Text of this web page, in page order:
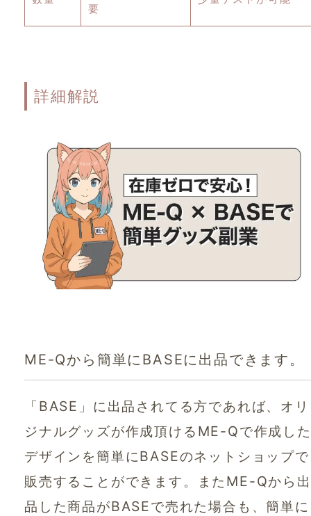
要
詳細解説
ME-Qから簡単にBASEに出品できます。
「BASE」に出品されてる方であれば、オリ
ジナルグッズが作成頂けるME-Qで作成した
デザインを簡単にBASEのネットショップで
販売することができます。またME-Qから出
品した商品がBASEで売れた場合も、簡単に